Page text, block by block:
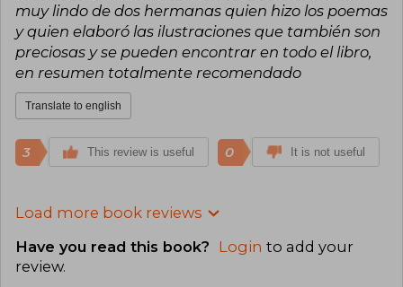
muy lindo de dos hermanas quien hizo los poemas
y quien elaboró las ilustraciones que también son
preciosas y se pueden encontrar en todo el libro,
en resumen totalmente recomendado
Translate to english
3 This review is useful 0 It is not useful
Load more book reviews
Have you read this book? Login to add your
review.